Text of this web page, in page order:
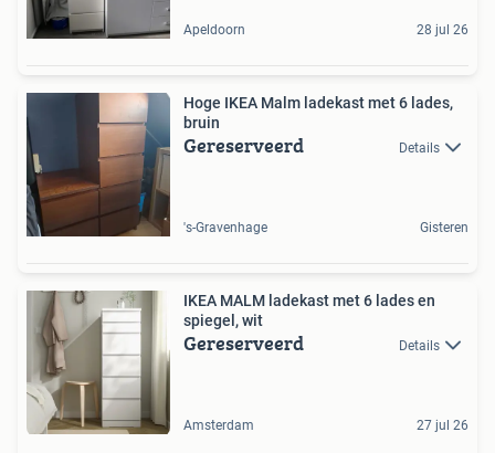
Apeldoorn 28 jul 26
Hoge IKEA Malm ladekast met 6 lades,
bruin
Gereserveerd Details
's-Gravenhage Gisteren
IKEA MALM ladekast met 6 lades en
spiegel, wit
Gereserveerd Details
Amsterdam 27 jul 26